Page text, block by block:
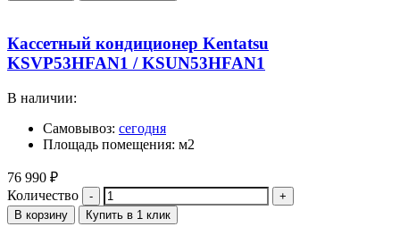
Кассетный кондиционер Kentatsu
KSVP53HFAN1 / KSUN53HFAN1
В наличии:
Самовывоз: сегодня
Площадь помещения: м2
76 990 ₽
Количество
В корзину Купить в 1 клик